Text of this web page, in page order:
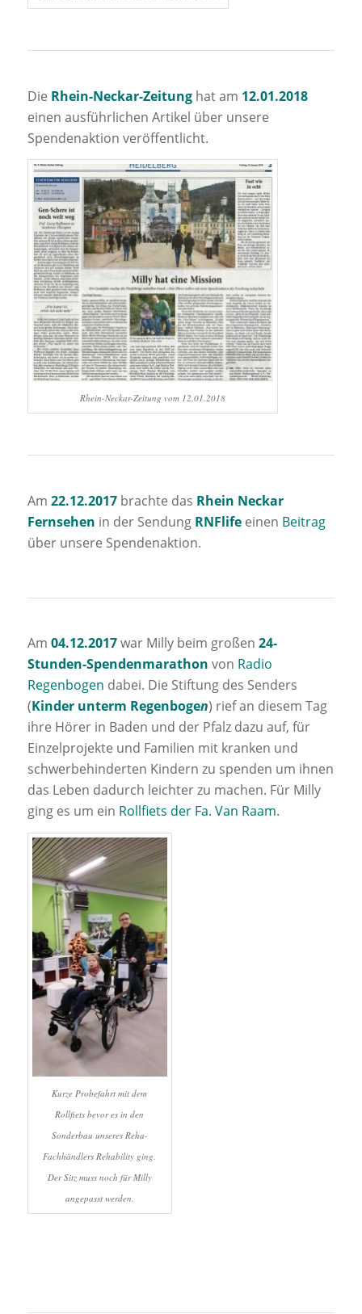
Die Rhein-Neckar-Zeitunghat am 12.01.2018
einen ausführlichen Artikel über unsere
Spendenaktion veröffentlicht.
Rhein-Neckar-Zeitung vom 12.01.2018
Am 22.12.2017brachte das Rhein Neckar
Fernsehen in der Sendung RNFlifeeinen Beitrag
über unsere Spendenaktion.
Am 04.12.2017war Milly beim großen 24-
Stunden-Spendenmarathon von Radio
Regenbogen dabei. Die Stiftung des Senders
(Kinder unterm Regenbogen) rief an diesem Tag
ihre Hörer in Baden und der Pfalz dazu auf, für
Einzelprojekte und Familien mit kranken und
schwerbehinderten Kindern zu spenden um ihnen
das Leben dadurch leichter zu machen. Für Milly
ging es um ein Rollfiets der Fa. Van Raam.
Kurze Probefahrt mit dem
Rollfiets bevor es in den
Sonderbau unseres Reha-
Fachhändlers Rehability ging.
Der Sitz muss noch für Milly
angepasst werden.